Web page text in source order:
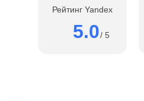
Рейтинг Yandex
5.0/ 5